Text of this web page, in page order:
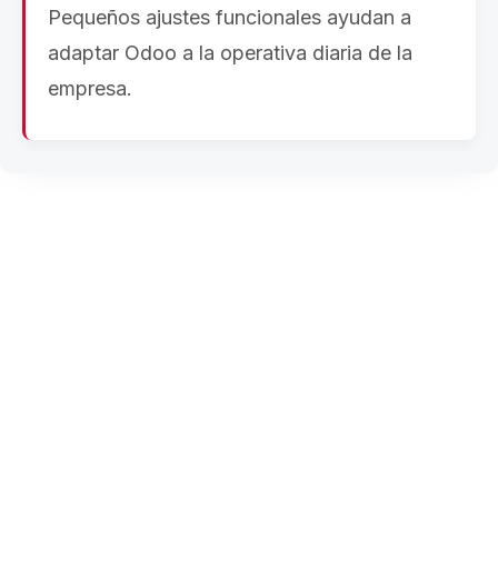
Pequeños ajustes funcionales ayudan a
adaptar Odoo a la operativa diaria de la
empresa.